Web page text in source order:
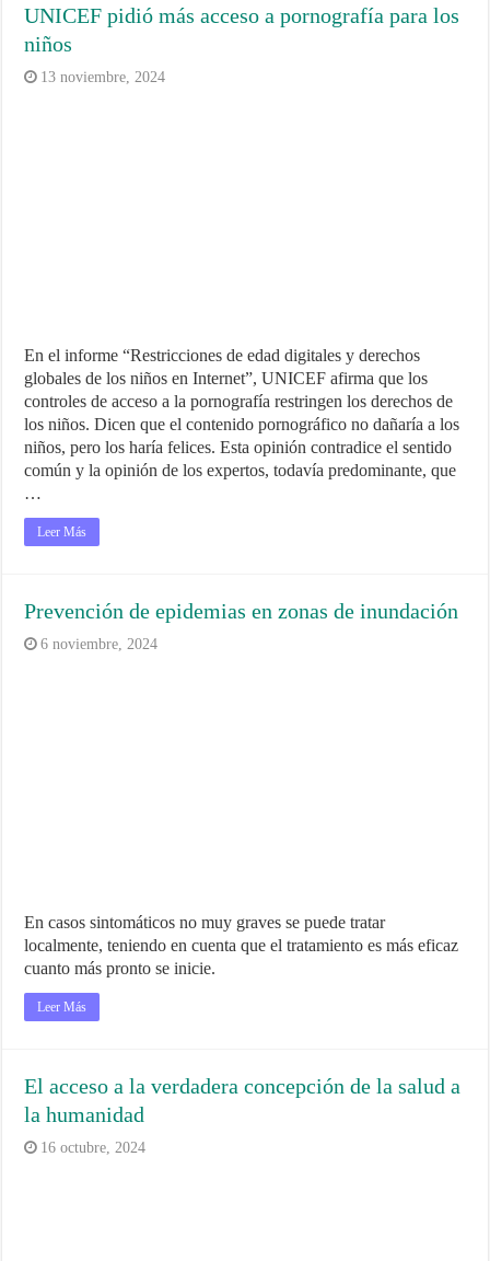
UNICEF pidió más acceso a pornografía para los
niños
13 noviembre, 2024
En el informe “Restricciones de edad digitales y derechos
globales de los niños en Internet”, UNICEF afirma que los
controles de acceso a la pornografía restringen los derechos de
los niños. Dicen que el contenido pornográfico no dañaría a los
niños, pero los haría felices. Esta opinión contradice el sentido
común y la opinión de los expertos, todavía predominante, que
…
Leer Más
Prevención de epidemias en zonas de inundación
6 noviembre, 2024
En casos sintomáticos no muy graves se puede tratar
localmente, teniendo en cuenta que el tratamiento es más eficaz
cuanto más pronto se inicie.
Leer Más
El acceso a la verdadera concepción de la salud a
la humanidad
16 octubre, 2024